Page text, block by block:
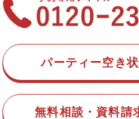
パーティー空き
無料相談・資料請